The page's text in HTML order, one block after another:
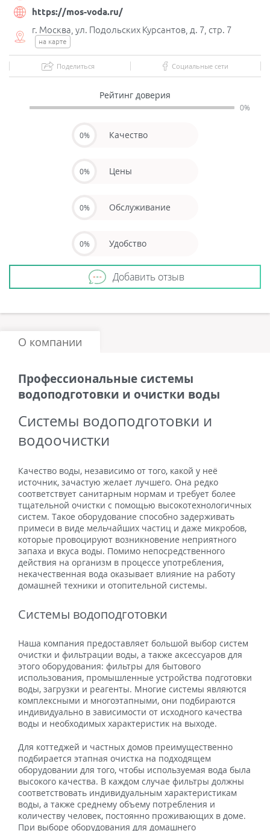
https://mos-voda.ru/
г. Москва, ул. Подольских Курсантов, д. 7, стр. 7
на карте
Поделиться Социальные сети
Рейтинг доверия
0%
0% Качество
0% Цены
0% Обслуживание
0% Удобство
Добавить отзыв
О компании
Профессиональные системы
водоподготовки и очистки воды
Системы водоподготовки и
водоочистки
Качество воды, независимо от того, какой у неё
источник, зачастую желает лучшего. Она редко
соответствует санитарным нормам и требует более
тщательной очистки с помощью высокотехнологичных
систем. Такое оборудование способно задерживать
примеси в виде мельчайших частиц и даже микробов,
которые провоцируют возникновение неприятного
запаха и вкуса воды. Помимо непосредственного
действия на организм в процессе употребления,
некачественная вода оказывает влияние на работу
домашней техники и отопительной системы.
Системы водоподготовки
Наша компания предоставляет большой выбор систем
очистки и фильтрации воды, а также аксессуаров для
этого оборудования: фильтры для бытового
использования, промышленные устройства подготовки
воды, загрузки и реагенты. Многие системы являются
комплексными и многоэтапными, они подбираются
индивидуально в зависимости от исходного качества
воды и необходимых характеристик на выходе.
Для коттеджей и частных домов преимущественно
подбирается этапная очистка на подходящем
оборудовании для того, чтобы используемая вода была
высокого качества. В каждом случае фильтры должны
соответствовать индивидуальным характеристикам
воды, а также среднему объему потребления и
количеству человек, постоянно проживающих в доме.
При выборе оборудования для домашнего